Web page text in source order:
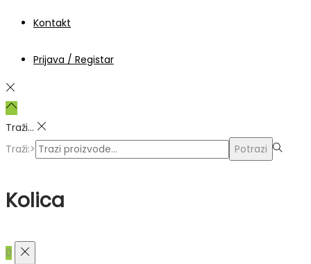
Kontakt
Prijava / Registar
Traži...
Traži:>
Potrazi
Kolica
0